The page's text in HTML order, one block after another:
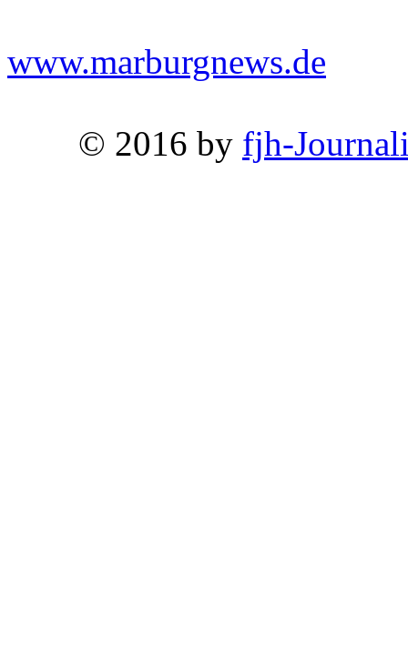
www.marburgnews.de
© 2016 by fjh-